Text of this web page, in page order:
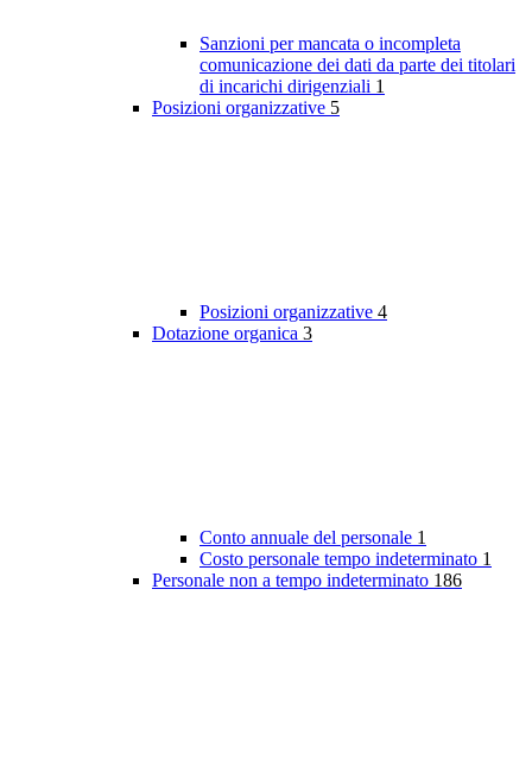
Sanzioni per mancata o incompleta
comunicazione dei dati da parte dei titolari
di incarichi dirigenziali 1
Posizioni organizzative 5
Posizioni organizzative 4
Dotazione organica 3
Conto annuale del personale 1
Costo personale tempo indeterminato 1
Personale non a tempo indeterminato 186